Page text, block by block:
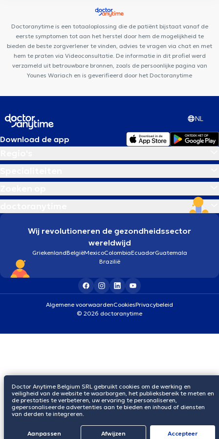
BrainCair Ixelles
Permanence Ostéopathique Bruxelles XCI
Doctoranytime is een totaaloplossing die de patiënt bijstaat vanaf de
eerste symptomen tot aan het herstel door hem de mogelijkheid te
bieden de beste zorgverlener te vinden, advies te vragen via chat en met
hem te praten via Videoconsultatie. De informatie in dit profiel werd
verzameld uit betrouwbare bronnen, zoals de persoonlijke pagina van
Younes Wariach en is geverifieerd door het Doctoranytime
NL
Download de app
Wij revolutioneren de gezondheidssector
wereldwijd
GriekenlandBelgiëMexicoColombiaEcuadorGuatemala
Brazilië
Algemene voorwaardenCookiesPrivacybeleid
© 2026 doctoranytime
Doctor Anytime Belgium SRL gebruikt cookies om de werking en
veiligheid van de website te waarborgen, het publieksbereik te meten en
de prestaties te verbeteren, uw ervaring te personaliseren,
gepersonaliseerde advertenties aan te bieden en inhoud of diensten
van derden te integreren.
Aanpassen Afwijzen Αccepteer